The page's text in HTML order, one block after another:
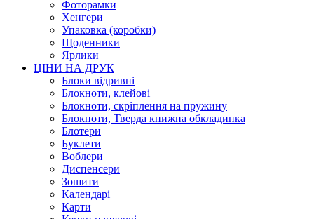
Фоторамки
Хенгери
Упаковка (коробки)
Щоденники
Ярлики
ЦІНИ НА ДРУК
Блоки відривні
Блокноти, клейові
Блокноти, скріплення на пружину
Блокноти, Тверда книжна обкладинка
Блотери
Буклети
Воблери
Диспенсери
Зошити
Календарі
Карти